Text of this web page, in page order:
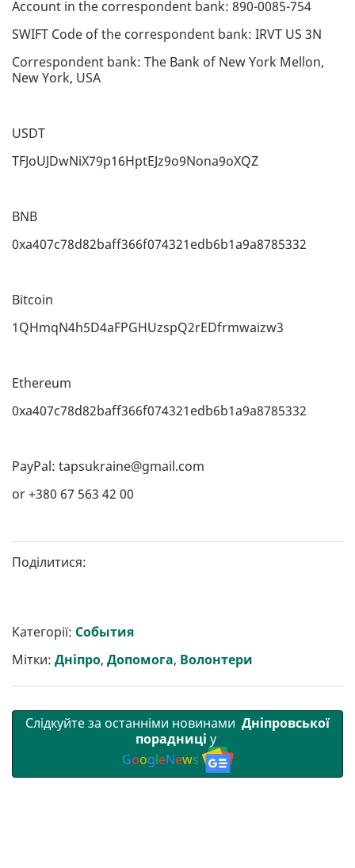
Account in the correspondent bank: 890-0085-754
SWIFT Code of the correspondent bank: IRVT US 3N
Correspondent bank: The Bank of New York Mellon,
New York, USA
USDT
TFJoUJDwNiX79p16HptEJz9o9Nona9oXQZ
BNB
0xa407c78d82baff366f074321edb6b1a9a8785332
Bitcoin
1QHmqN4h5D4aFPGHUzspQ2rEDfrmwaizw3
Ethereum
0xa407c78d82baff366f074321edb6b1a9a8785332
PayPal: tapsukraine@gmail.com
or +380 67 563 42 00
Поділитися:
Категорії: События
Мітки: Дніпро, Допомога, Волонтери
Слідкуйте за останніми новинами Дніпровської
порадниці у
GoogleNews